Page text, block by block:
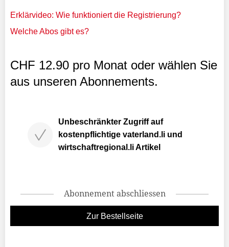
Erklärvideo: Wie funktioniert die Registrierung?
Welche Abos gibt es?
CHF 12.90 pro Monat oder wählen Sie
aus unseren Abonnements.
Unbeschränkter Zugriff auf
kostenpflichtige vaterland.li und
wirtschaftregional.li Artikel
Abonnement abschliessen
Zur Bestellseite